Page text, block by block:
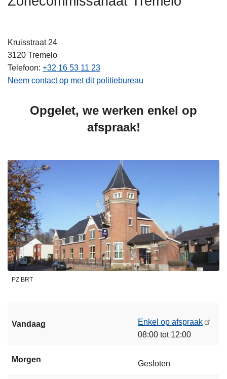
Kruisstraat 24
3120 Tremelo
Telefoon +32 16 53 11 23
Neem contact op met dit politiebureau
Opgelet, we werken enkel op
afspraak!
PZ BRT
Vandaag
Enkel op afspraak
08:00 tot 12:00
Morgen Gesloten